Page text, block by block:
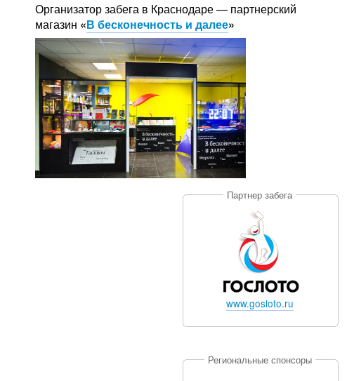
Организатор забега в Краснодаре — партнерский
магазин «В бесконечность и далее»
Партнер забега
www.gosloto.ru
Региональные спонсоры